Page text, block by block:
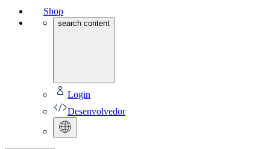
Shop
search content
Login
Desenvolvedor